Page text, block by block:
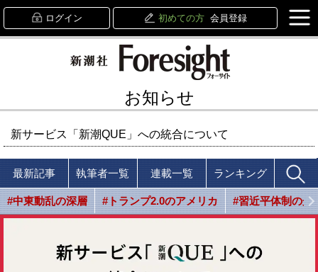
ログイン 初めての方 会員登録
お知らせ
新サービス「新潮QUE」への統合について
最新記事 執筆者一覧 連載一覧 ランキング
#中東動乱の深層 #トランプ2.0のアメリカ #習近平体制の光